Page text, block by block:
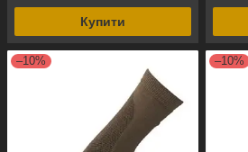
Купити
–10% –10%